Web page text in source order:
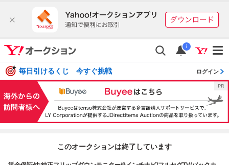
i
毎日引けるくじ 今すぐ挑戦 ログイン
このオークションは終了しています